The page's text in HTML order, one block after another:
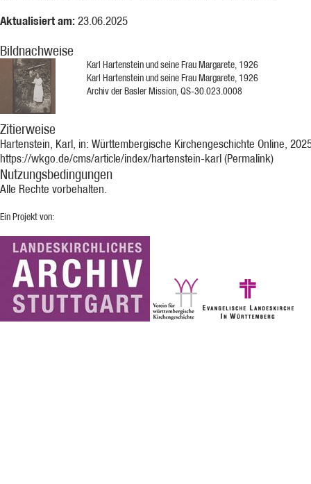
Aktualisiert am: 23.06.2025
Bildnachweise
Karl Hartenstein und seine Frau Margarete, 1926
Karl Hartenstein und seine Frau Margarete, 1926
Archiv der Basler Mission, QS-30.023.0008
Zitierweise
Hartenstein, Karl, in: Württembergische Kirchengeschichte Online,
https://wkgo.de/cms/article/index/hartenstein-karl (Permalink)
Nutzungsbedingungen
Alle Rechte vorbehalten.
Ein Projekt von: